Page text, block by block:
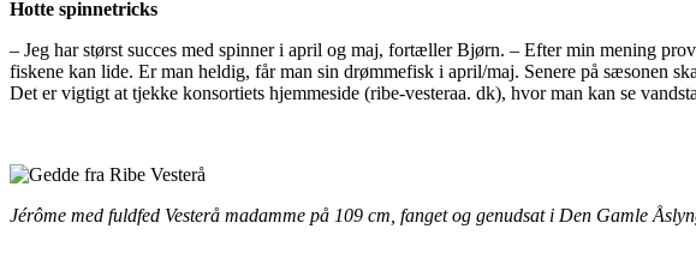
Hotte spinnetricks
– Jeg har størst succes med spinner i april og maj, fortæller Bjørn. – Efter min mening
fiskene kan lide. Er man heldig, får man sin drømmefisk i april/maj. Senere på sæsonen
Det er vigtigt at tjekke konsortiets hjemmeside (ribe-vesteraa. dk), hvor man kan se
Jérôme med fuldfed Vesterå madamme på 109 cm, fanget og genudsat i Den Gamle